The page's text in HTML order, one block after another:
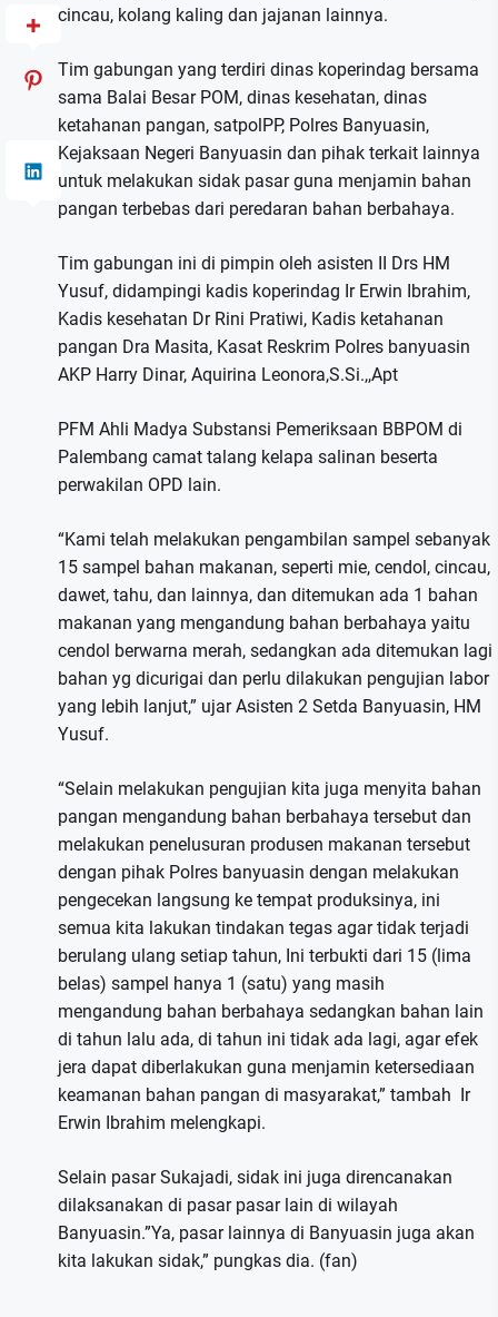
cincau, kolang kaling dan jajanan lainnya.
Tim gabungan yang terdiri dinas koperindag bersama
sama Balai Besar POM, dinas kesehatan, dinas
ketahanan pangan, satpolPP, Polres Banyuasin,
Kejaksaan Negeri Banyuasin dan pihak terkait lainnya
untuk melakukan sidak pasar guna menjamin bahan
pangan terbebas dari peredaran bahan berbahaya.
Tim gabungan ini di pimpin oleh asisten II Drs HM
Yusuf, didampingi kadis koperindag Ir Erwin Ibrahim,
Kadis kesehatan Dr Rini Pratiwi, Kadis ketahanan
pangan Dra Masita, Kasat Reskrim Polres banyuasin
AKP Harry Dinar, Aquirina Leonora,S.Si.,,Apt
PFM Ahli Madya Substansi Pemeriksaan BBPOM di
Palembang camat talang kelapa salinan beserta
perwakilan OPD lain.
“Kami telah melakukan pengambilan sampel sebanyak
15 sampel bahan makanan, seperti mie, cendol, cincau,
dawet, tahu, dan lainnya, dan ditemukan ada 1 bahan
makanan yang mengandung bahan berbahaya yaitu
cendol berwarna merah, sedangkan ada ditemukan lagi
bahan yg dicurigai dan perlu dilakukan pengujian labor
yang lebih lanjut,” ujar Asisten 2 Setda Banyuasin, HM
Yusuf.
“Selain melakukan pengujian kita juga menyita bahan
pangan mengandung bahan berbahaya tersebut dan
melakukan penelusuran produsen makanan tersebut
dengan pihak Polres banyuasin dengan melakukan
pengecekan langsung ke tempat produksinya, ini
semua kita lakukan tindakan tegas agar tidak terjadi
berulang ulang setiap tahun, Ini terbukti dari 15 (lima
belas) sampel hanya 1 (satu) yang masih
mengandung bahan berbahaya sedangkan bahan lain
di tahun lalu ada, di tahun ini tidak ada lagi, agar efek
jera dapat diberlakukan guna menjamin ketersediaan
keamanan bahan pangan di masyarakat,” tambah Ir
Erwin Ibrahim melengkapi.
Selain pasar Sukajadi, sidak ini juga direncanakan
dilaksanakan di pasar pasar lain di wilayah
Banyuasin.”Ya, pasar lainnya di Banyuasin juga akan
kita lakukan sidak,” pungkas dia. (fan)